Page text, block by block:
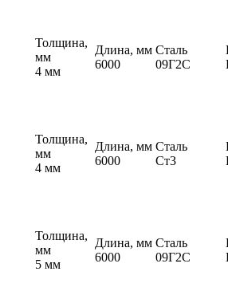
Толщина,
мм
4 мм
Длина, мм
6000
Сталь
09Г2С
Толщина,
мм
4 мм
Длина, мм
6000
Сталь
Ст3
Толщина,
мм
5 мм
Длина, мм
6000
Сталь
09Г2С